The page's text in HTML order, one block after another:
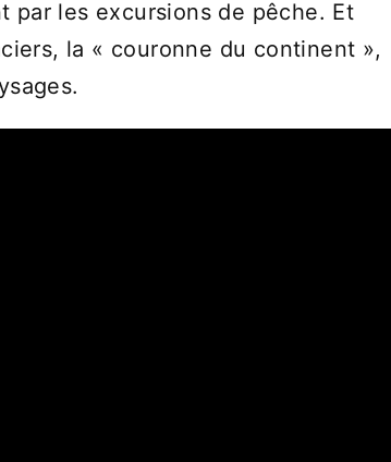
par les excursions de pêche. Et
la « couronne du continent »,